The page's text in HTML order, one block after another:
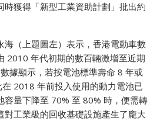
時獲得「新型工業資助計劃」批出約
海（上題圖左）表示，香港電動車數
2010 年代初期的數百輛激增至近期
據顯示，若按電池標準壽命 8 年或
2018 年前投入使用的動力電池已
容量下降至 70% 至 80% 時，便需轉
對工業級的回收基礎設施產生了龐大